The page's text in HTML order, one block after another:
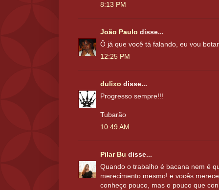
8:13 PM
João Paulo disse...
Ô já que você tá falando, eu vou
12:25 PM
dulixo disse...
Progresso sempre!!!
Tubarão
10:49 AM
Pilar Bu disse...
Quando o trabalho é bacana nem é
merecimento mesmo! e vocês
conheço pouco, mas o pouco que